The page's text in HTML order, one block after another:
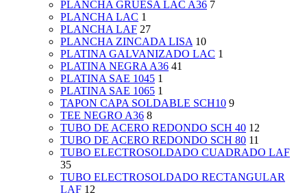
PLANCHA GRUESA LAC A36 7
PLANCHA LAC 1
PLANCHA LAF 27
PLANCHA ZINCADA LISA 10
PLATINA GALVANIZADO LAC 1
PLATINA NEGRA A36 41
PLATINA SAE 1045 1
PLATINA SAE 1065 1
TAPON CAPA SOLDABLE SCH10 9
TEE NEGRO A36 8
TUBO DE ACERO REDONDO SCH 40 12
TUBO DE ACERO REDONDO SCH 80 11
TUBO ELECTROSOLDADO CUADRADO LAF
35
TUBO ELECTROSOLDADO RECTANGULAR
LAF 12